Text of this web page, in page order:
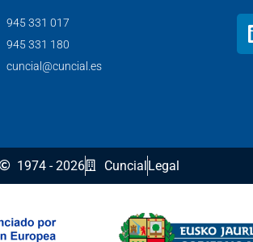
945 331 017
945 331 180
cuncial@cuncial.es
1974 - 2026 CuncialLegal